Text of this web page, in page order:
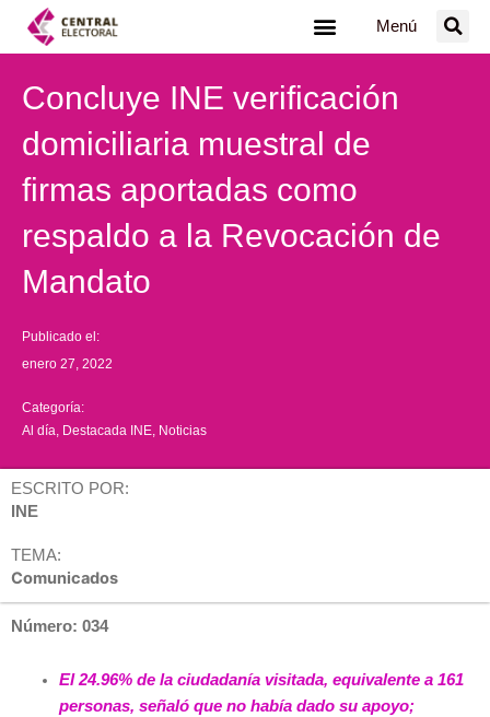
Menú
Concluye INE verificación
domiciliaria muestral de
firmas aportadas como
respaldo a la Revocación de
Mandato
Publicado el:
enero 27, 2022
Categoría:
Al día Destacada INE Noticias
ESCRITO POR:
INE
TEMA:
Comunicados
Número: 034
El 24.96% de la ciudadanía visitada, equivalente a 161
personas, señaló que no había dado su apoyo;